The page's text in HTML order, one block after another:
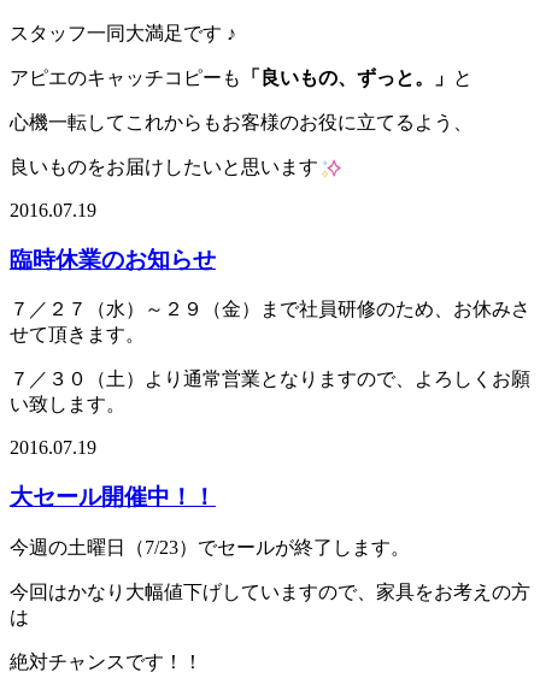
スタッフ一同大満足です ♪
アピエのキャッチコピーも 「良いもの、ずっと。」 と
心機一転してこれからもお客様のお役に立てるよう、
良いものをお届けしたいと思います
2016.07.19
臨時休業のお知らせ
７／２７（水）～２９（金）まで社員研修のため、お休みさ
せて頂きます。
７／３０（土）より通常営業となりますので、よろしくお願
い致します。
2016.07.19
大セール開催中！！
今週の土曜日（7/23）でセールが終了します。
今回はかなり大幅値下げしていますので、家具をお考えの方
は
絶対チャンスです！！